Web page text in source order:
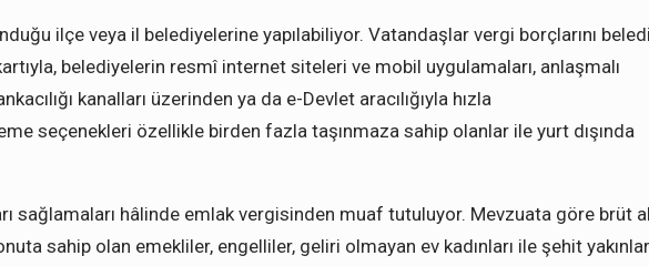
ilçe veya il belediyelerine yapılabiliyor. Vatandaşlar vergi borçlarını
belediyelerin resmî internet siteleri ve mobil uygulamaları, anlaşmalı
kanalları üzerinden ya da e-Devlet aracılığıyla hızla
seçenekleri özellikle birden fazla taşınmaza sahip olanlar ile yurt dışında
sağlamaları hâlinde emlak vergisinden muaf tutuluyor. Mevzuata göre brüt
sahip olan emekliler, engelliler, geliri olmayan ev kadınları ile şehit